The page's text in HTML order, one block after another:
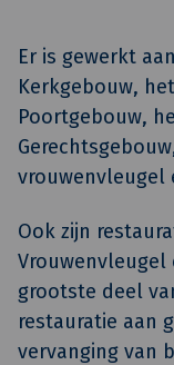
Er is gewerkt
Kerkgebouw,
Poortgebouw,
vrouwenvleugel
Ook zijn
Vrouwenvleugel
grootste deel
restauratie aan
vervanging van